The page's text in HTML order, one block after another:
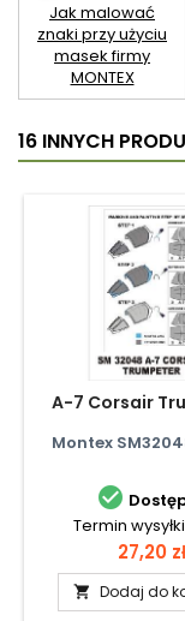
Jak malować
znaki przy użyciu
masek firmy
MONTEX
16 INNYCH
A-7 Corsair
Montex

Termin wysyłki
Cena
27,20 zł
 Dodaj do